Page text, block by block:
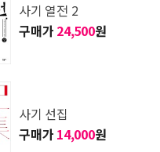
사기 열전 2
구매가 24,500원
사기 선집
구매가 14,000원